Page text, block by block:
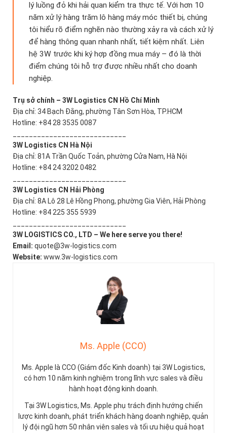
lý luồng đỏ khi hải quan kiểm tra thực tế. Với hơn 10
năm xử lý hàng trăm lô hàng máy móc thiết bị, chúng
tôi hiểu rõ điểm nghẽn nào thường xảy ra và cách xử lý
để hàng thông quan nhanh nhất, tiết kiệm nhất. Liên
hệ 3W trước khi ký hợp đồng mua máy – đó là thời
điểm chúng tôi hỗ trợ được nhiều nhất cho doanh
nghiệp.
Trụ sở chính – 3W Logistics CN Hồ Chí Minh
Địa chỉ: 34 Bạch Đằng, phường Tân Sơn Hòa, TP.HCM
Hotline: +84 28 3535 0087
3W Logistics CN Hà Nội
Địa chỉ: 81A Trần Quốc Toản, phường Cửa Nam, Hà Nội
Hotline: +84 24 3202 0482
3W Logistics CN Hải Phòng
Địa chỉ: 8A Lô 28 Lê Hồng Phong, phường Gia Viên, Hải Phòng
Hotline: +84 225 355 5939
3W LOGISTICS CO., LTD – We here serve you there!
Email: quote@3w-logistics.com
Website: www.3w-logistics.com
Ms. Apple (CCO)
Ms. Apple là CCO (Giám đốc Kinh doanh) tại 3W Logistics,
có hơn 10 năm kinh nghiệm trong lĩnh vực sales và điều
hành hoạt động kinh doanh.
Tại 3W Logistics, Ms. Apple phụ trách định hướng chiến
lược kinh doanh, phát triển khách hàng doanh nghiệp, quản
lý đội ngũ hơn 50 nhân viên sales và tối ưu hiệu quả hoạt